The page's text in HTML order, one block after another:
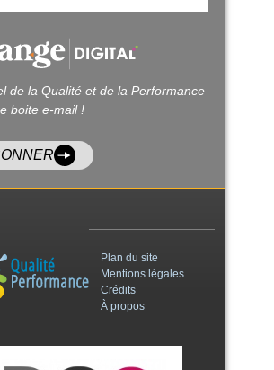
de la Qualité et de la Performance
boite e-mail !
Plan du site
Mentions légales
Crédits
À propos